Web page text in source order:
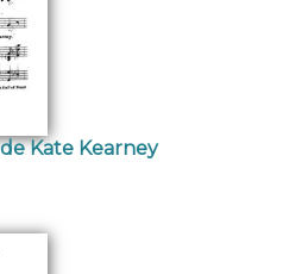
Kate Kearney